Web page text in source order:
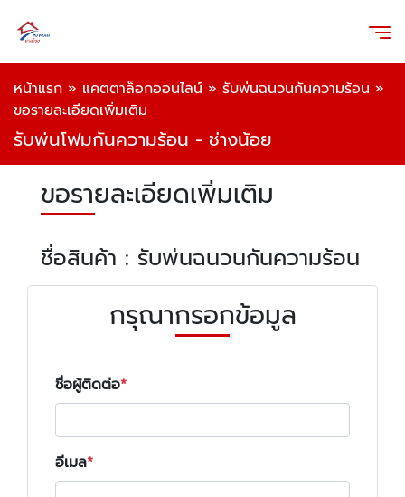
หน้าแรก » แคตตาล็อกออนไลน์ » รับพ่นฉนวนกันความร้อน »
ขอรายละเอียดเพิ่มเติม
รับพ่นโฟมกันความร้อน - ช่างน้อย
ขอรายละเอียดเพิ่มเติม
ชื่อสินค้า : รับพ่นฉนวนกันความร้อน
กรุณากรอกข้อมูล
ชื่อผู้ติดต่อ
อีเมล